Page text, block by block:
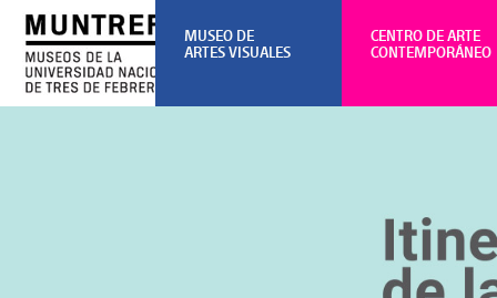
CENTRO DE ARTE
CONTEMPORÁNEO
MUSEO DE
ARTES VISUALES